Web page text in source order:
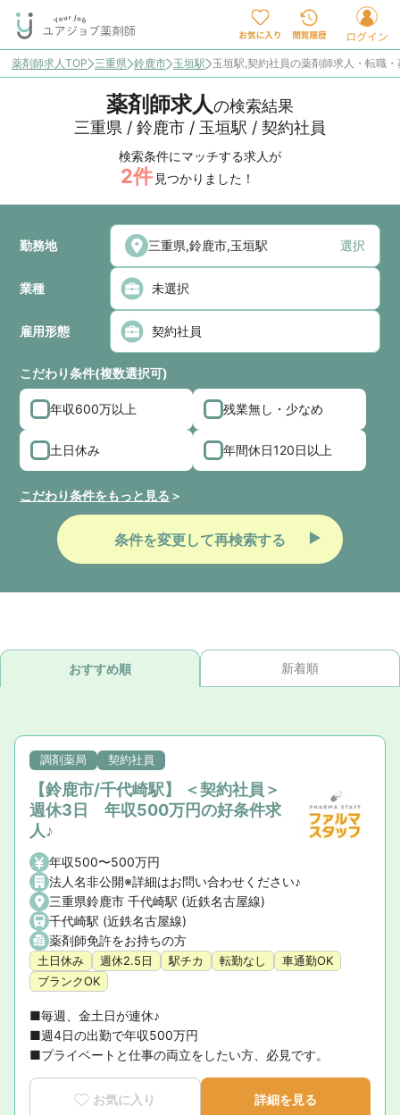
薬剤師求人TOP 三重県 鈴鹿市 玉垣駅 玉垣駅,契約社員の薬剤師求人・転職
薬剤師求人の検索結果
三重県 / 鈴鹿市 / 玉垣駅 / 契約社員
検索条件にマッチする求人が
2件 見つかりました！
勤務地 選択
業種
雇用形態
こだわり条件(複数選択可)
年収600万以上 残業無し・少なめ
土日休み 年間休日120日以上
こだわり条件をもっと見る
条件を変更して再検索する
おすすめ順 新着順
調剤薬局 契約社員
【鈴鹿市/千代崎駅】 ＜契約社員＞
週休3日 年収500万円の好条件求
人♪
年収500〜500万円
法人名非公開※詳細はお問い合わせください♪
三重県鈴鹿市 千代崎駅 (近鉄名古屋線)
千代崎駅 (近鉄名古屋線)
薬剤師免許をお持ちの方
土日休み 週休2.5日 駅チカ 転勤なし
車通勤OK
ブランクOK
■毎週、金土日が連休♪
■週4日の出勤で年収500万円
■プライベートと仕事の両立をしたい方、必見です。
お気に入り 詳細を見る